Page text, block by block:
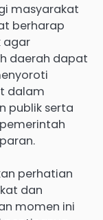
masyarakat
berharap
agar
daerah dapat
dalam
publik serta
perhatian
dan
momen ini